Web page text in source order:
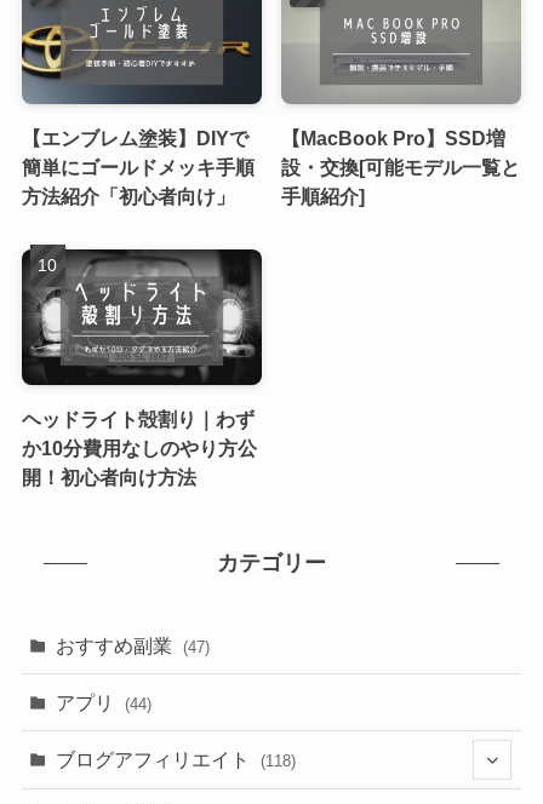
【エンブレム塗装】DIYで
簡単にゴールドメッキ手順
方法紹介「初心者向け」
【MacBook Pro】SSD増
設・交換[可能モデル一覧と
手順紹介]
ヘッドライト殻割り｜わず
か10分費用なしのやり方公
開！初心者向け方法
カテゴリー
おすすめ副業 (47)
アプリ (44)
ブログアフィリエイト (118)